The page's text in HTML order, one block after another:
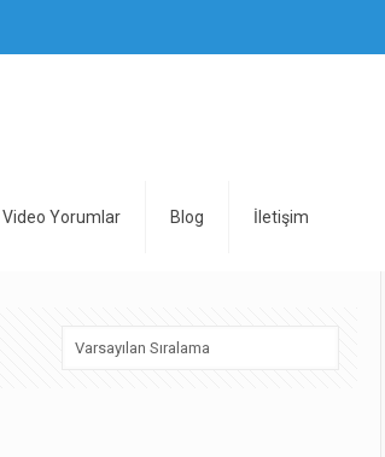
Video Yorumlar Blog İletişim